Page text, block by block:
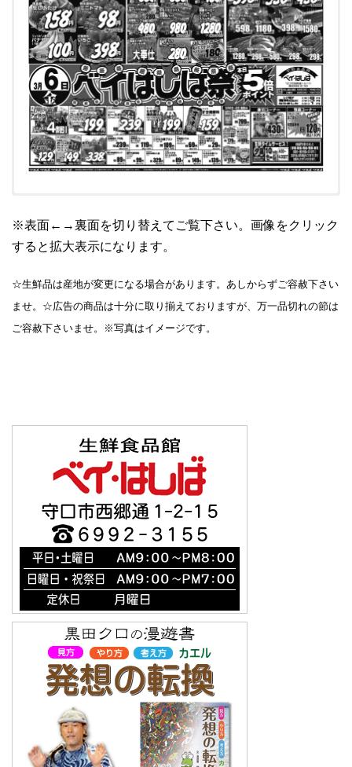
※表面←→裏面を切り替えてご覧下さい。画像をクリック
すると拡大表示になります。
☆生鮮品は産地が変更になる場合があります。あしからずご容赦下さい
ませ。☆広告の商品は十分に取り揃えておりますが、万一品切れの節は
ご容赦下さいませ。※写真はイメージです。